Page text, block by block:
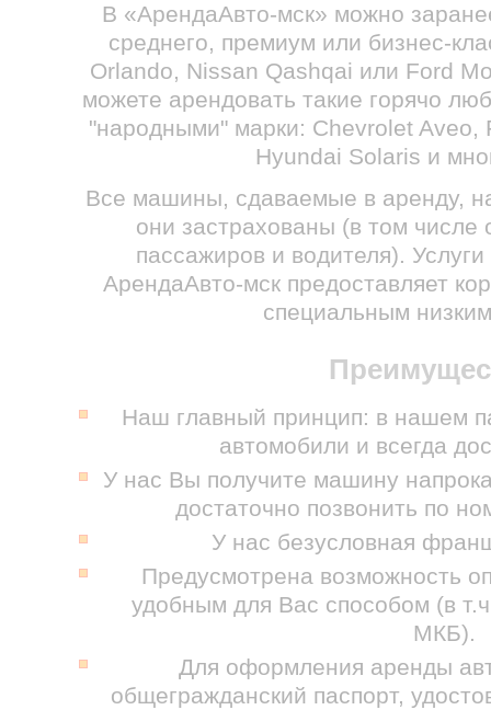
В «АрендаАвто-мск» можно
среднего, премиум или бизнес-
Orlando, Nissan Qashqai или Ford
можете арендовать такие горячо
"народными" марки: Chevrolet Aveo,
Hyundai Solaris и
Все машины, сдаваемые в аренду,
они застрахованы (в том числе
пассажиров и водителя).
АрендаАвто-мск предоставляет
специальным
Наш главный принцип: в нашем
автомобили и всегда
У нас Вы получите машину
достаточно позвонить по
У нас безусловная
Предусмотрена возможность
удобным для Вас способом (в
МКБ).
Для оформления аренды
общегражданский паспорт,